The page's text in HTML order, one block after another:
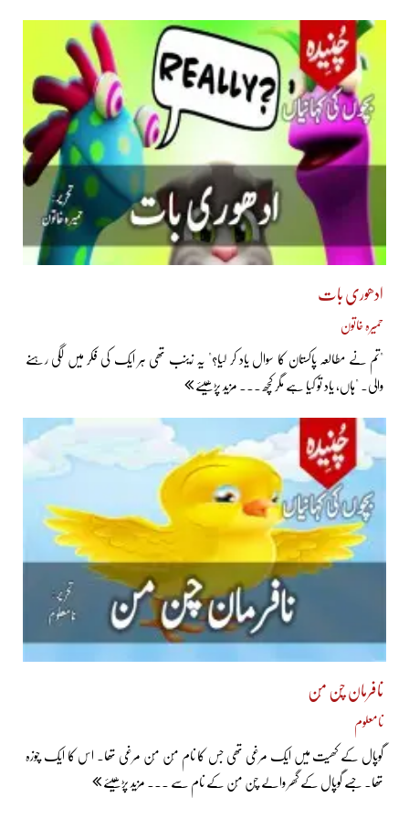
ادھوری بات
حمیرہ خاتون
"تم نے مطالعہ پاکستان کا سوال یاد کر لیا؟" یہ زینب تھی ہر ایک کی فکر میں لگی رہنے
والی۔ "ہاں، یاد تو کیا ہے مگر کچھ ... مزید پڑھیئے
نافرمان چُن مُن
نامعلوم
گوپال کے کھیت میں ایک مرغی تھی جس کا نام مُن مُن مرغی تھا۔ اس کا ایک چوزہ
تھا۔ جسے گوپال کے گھر والے چُن مُن کے نام سے ... مزید پڑھیئے